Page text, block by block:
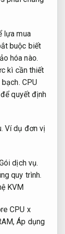
lựa mua
buộc biết
hóa nào.
kì cần thiết
bạch. CPU
quyết định
Ví dụ đơn vị
dịch vụ.
quy trình.
KVM
CPU x
Áp dụng